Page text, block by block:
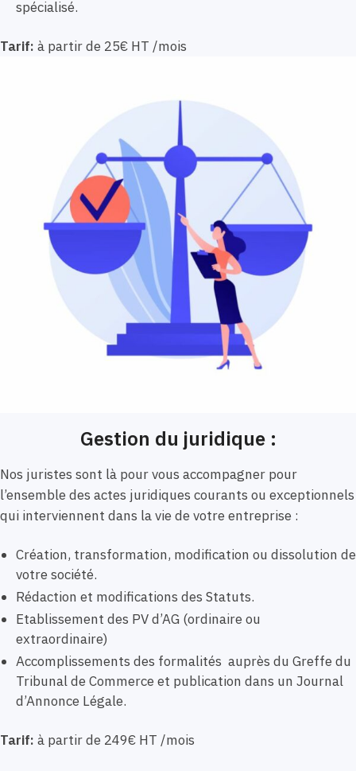
spécialisé.
Tarif: à partir de 25€ HT /mois
Gestion du juridique :
Nos juristes sont là pour vous accompagner pour
l’ensemble des actes juridiques courants ou exceptionnels
qui interviennent dans la vie de votre entreprise :
Création, transformation, modification ou dissolution de
votre société.
Rédaction et modifications des Statuts.
Etablissement des PV d’AG (ordinaire ou
extraordinaire)
Accomplissements des formalités auprès du Greffe du
Tribunal de Commerce et publication dans un Journal
d’Annonce Légale.
Tarif: à partir de 249€ HT /mois